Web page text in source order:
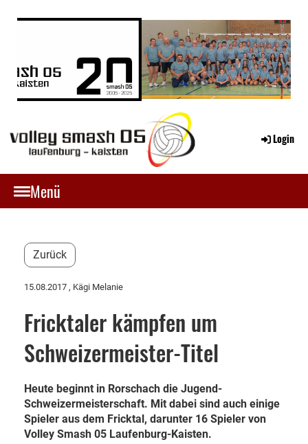
Login
Menü
Zurück
15.08.2017 , Kägi Melanie
Fricktaler kämpfen um
Schweizermeister-Titel
Heute beginnt in Rorschach die Jugend-
Schweizermeisterschaft. Mit dabei sind auch einige
Spieler aus dem Fricktal, darunter 16 Spieler von
Volley Smash 05 Laufenburg-Kaisten.